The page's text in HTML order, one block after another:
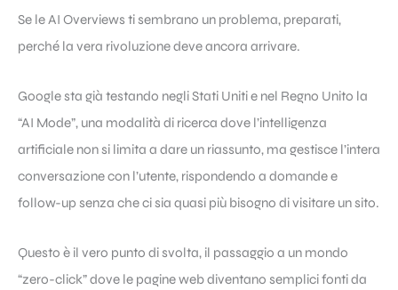
Se le AI Overviews ti sembrano un problema, preparati,
perché la vera rivoluzione deve ancora arrivare.
Google sta già testando negli Stati Uniti e nel Regno Unito la
“AI Mode”, una modalità di ricerca dove l’intelligenza
artificiale non si limita a dare un riassunto, ma gestisce l’intera
conversazione con l’utente, rispondendo a domande e
follow-up senza che ci sia quasi più bisogno di visitare un sito.
Questo è il vero punto di svolta, il passaggio a un mondo
“zero-click” dove le pagine web diventano semplici fonti da